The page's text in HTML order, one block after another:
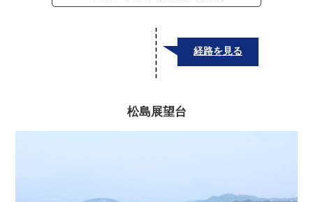
経路を見る
松島展望台